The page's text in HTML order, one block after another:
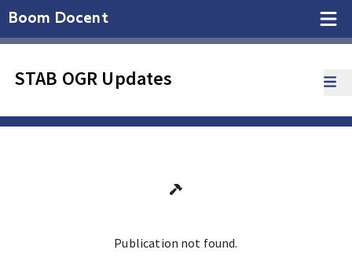
Boom Docent
STAB OGR Updates
Publication not found.